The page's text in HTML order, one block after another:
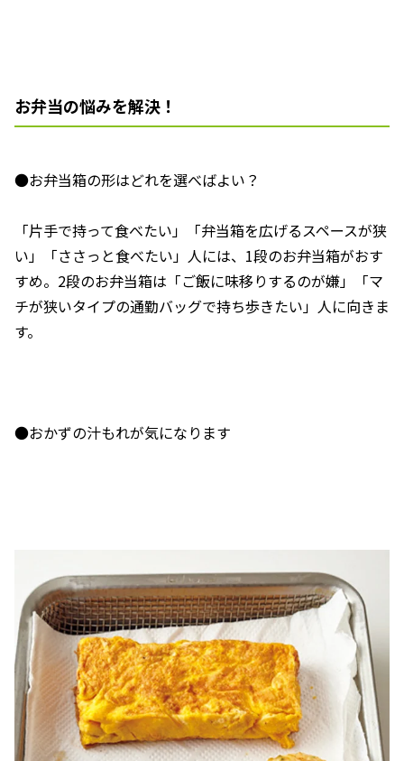
お弁当の悩みを解決！
●お弁当箱の形はどれを選べばよい？
「片手で持って食べたい」「弁当箱を広げるスペースが狭
い」「ささっと食べたい」人には、1段のお弁当箱がおす
すめ。2段のお弁当箱は「ご飯に味移りするのが嫌」「マ
チが狭いタイプの通勤バッグで持ち歩きたい」人に向きま
す。
●おかずの汁もれが気になります